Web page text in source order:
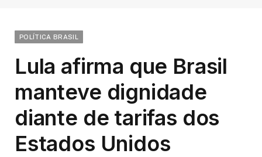
POLÍTICA BRASIL
Lula afirma que Brasil
manteve dignidade
diante de tarifas dos
Estados Unidos